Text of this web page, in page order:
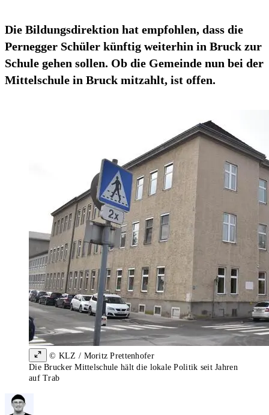
Die Bildungsdirektion hat empfohlen, dass die
Pernegger Schüler künftig weiterhin in Bruck zur
Schule gehen sollen. Ob die Gemeinde nun bei der
Mittelschule in Bruck mitzahlt, ist offen.
© KLZ / Moritz Prettenhofer
Die Brucker Mittelschule hält die lokale Politik seit Jahren
auf Trab